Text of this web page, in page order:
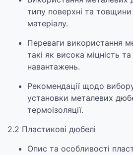
типу поверхні та товщини
матеріалу.
Переваги використання
такі як висока міцність та
навантажень.
Рекомендації щодо
установки металевих
термоізоляції.
2.2 Пластикові дюбелі
Опис та особливості